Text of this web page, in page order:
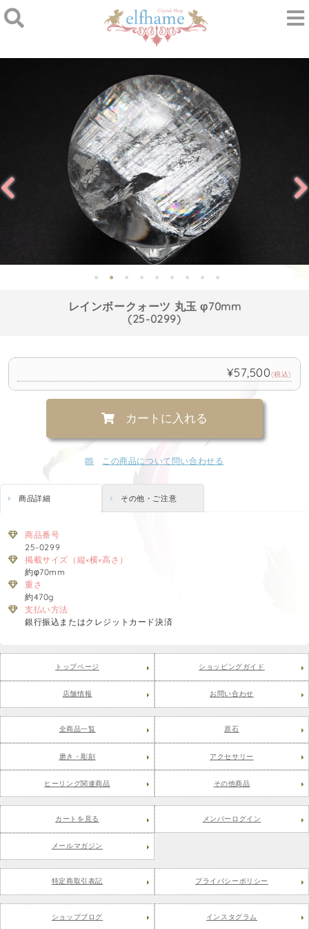
レインボークォーツ 丸玉 φ70mm
(25-0299)
¥57,500(税込)
カートに入れる
この商品について問い合わせる
商品詳細 その他・ご注意
商品番号
25-0299
掲載サイズ（縦×横×高さ）
約φ70mm
重さ
約470g
支払い方法
銀行振込またはクレジットカード決済
トップページ ショッピングガイド
店舗情報 お問い合わせ
全商品一覧 原石
磨き・彫刻 アクセサリー
ヒーリング関連商品 その他商品
カートを見る メンバーログイン
メールマガジン
特定商取引表記 プライバシーポリシー
ショップブログ インスタグラム